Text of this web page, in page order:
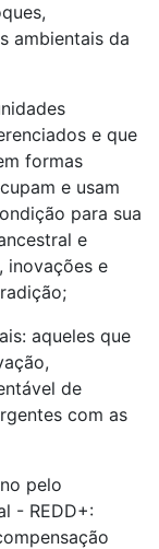
ambientais da
e que
formas
e usam
para sua
e
inovações e
aqueles que
de
com as
pelo
- REDD+: